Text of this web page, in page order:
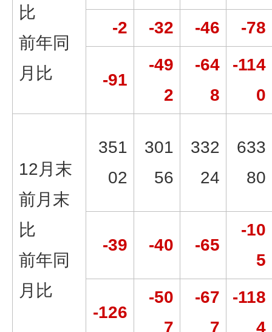
比
前年同
月比
-2 -32 -46 -78
-91
-49
2
-64
8
-114
0
12月末
前月末
比
前年同
月比
351
02
301
56
332
24
633
80
-39 -40 -65
-10
5
-126
-50
7
-67
7
-118
4